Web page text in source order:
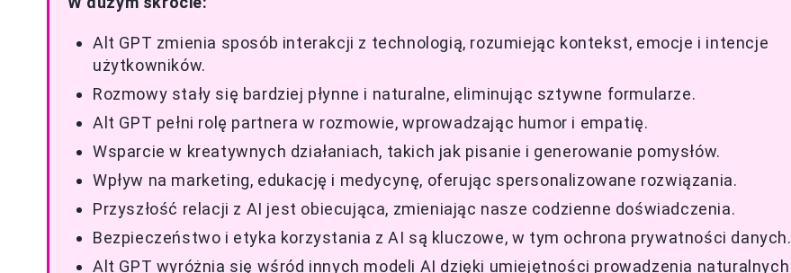
Alt GPT zmienia sposób interakcji z technologią, rozumiejąc kontekst, emocje i intencje
użytkowników.
Rozmowy stały się bardziej płynne i naturalne, eliminując sztywne formularze.
Alt GPT pełni rolę partnera w rozmowie, wprowadzając humor i empatię.
Wsparcie w kreatywnych działaniach, takich jak pisanie i generowanie pomysłów.
Wpływ na marketing, edukację i medycynę, oferując spersonalizowane rozwiązania.
Przyszłość relacji z AI jest obiecująca, zmieniając nasze codzienne doświadczenia.
Bezpieczeństwo i etyka korzystania z AI są kluczowe, w tym ochrona prywatności danych.
Alt GPT wyróżnia się wśród innych modeli AI dzięki umiejętności prowadzenia naturalnych